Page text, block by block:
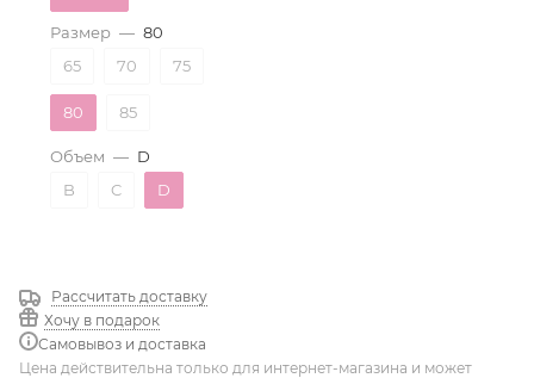
Ночной ирис
Ночная тень
Размер — 80
65
70 75
80 85
Объем — D
B
C D
Рассчитать доставку
Хочу в подарок
Самовывоз и доставка
Цена действительна только для интернет-магазина и может